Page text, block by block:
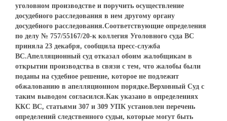
уголовном производстве и поручить осуществление
досудебного расследования в нем другому органу
досудебного расследования.Соответствующие определения
по делу № 757/55167/20-к коллегия Уголовного суда ВС
приняла 23 декабря, сообщила пресс-служба
ВС.Апелляционный суд отказал обоим жалобщикам в
открытии производства в связи с тем, что жалобы были
поданы на судебное решение, которое не подлежит
обжалованию в апелляционном порядке.Верховный Суд с
таким выводом согласился.Как указано в определениях
ККС ВС, статьями 307 и 309 УПК установлен перечень
определений следственного судьи, которые могут быть